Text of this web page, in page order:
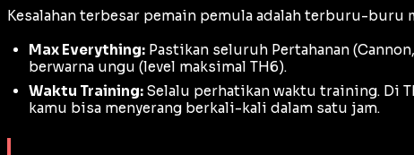
Kesalahan terbesar pemain pemula adalah terburu-buru
Max Everything: Pastikan seluruh Pertahanan
berwarna ungu (level maksimal TH6).
Waktu Training: Selalu perhatikan waktu training. Di
kamu bisa menyerang berkali-kali dalam satu jam.